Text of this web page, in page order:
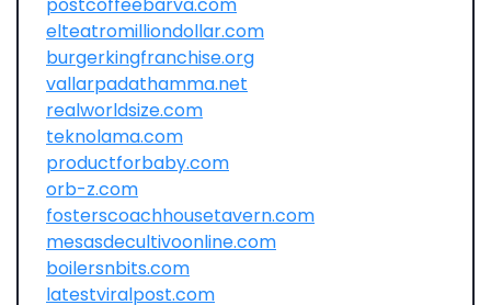
elteatromilliondollar.com
burgerkingfranchise.org
vallarpadathamma.net
realworldsize.com
teknolama.com
productforbaby.com
orb-z.com
fosterscoachhousetavern.com
mesasdecultivoonline.com
boilersnbits.com
latestviralpost.com